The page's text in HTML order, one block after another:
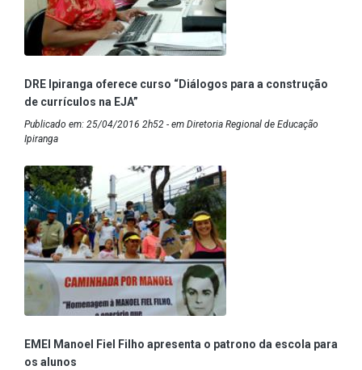
DRE Ipiranga oferece curso “Diálogos para a construção
de currículos na EJA”
Publicado em: 25/04/2016 2h52 - em Diretoria Regional de Educação
Ipiranga
EMEI Manoel Fiel Filho apresenta o patrono da escola para
os alunos